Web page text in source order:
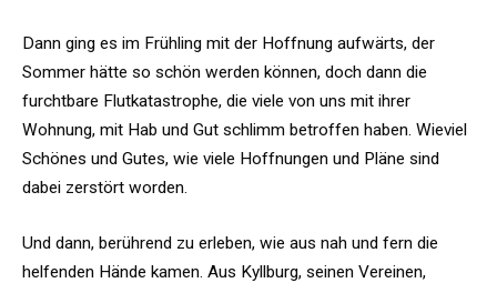
Dann ging es im Frühling mit der Hoffnung aufwärts, der
Sommer hätte so schön werden können, doch dann die
furchtbare Flutkatastrophe, die viele von uns mit ihrer
Wohnung, mit Hab und Gut schlimm betroffen haben. Wieviel
Schönes und Gutes, wie viele Hoffnungen und Pläne sind
dabei zerstört worden.
Und dann, berührend zu erleben, wie aus nah und fern die
helfenden Hände kamen. Aus Kyllburg, seinen Vereinen,